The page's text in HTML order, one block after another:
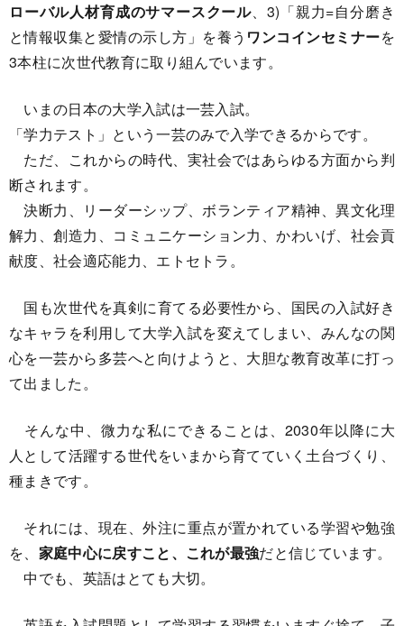
ローバル人材育成のサマースクール、3)「親力=自分磨き
と情報収集と愛情の示し方」を養う ワンコインセミナーを
3本柱に次世代教育に取り組んでいます。
いまの日本の大学入試は一芸入試。
「学力テスト」という一芸のみで入学できるからです。
ただ、これからの時代、実社会ではあらゆる方面から判
断されます。
決断力、リーダーシップ、ボランティア精神、異文化理
解力、創造力、コミュニケーション力、かわいげ、社会貢
献度、社会適応能力、エトセトラ。
国も次世代を真剣に育てる必要性から、国民の入試好き
なキャラを利用して大学入試を変えてしまい、みんなの関
心を一芸から多芸へと向けようと、大胆な教育改革に打っ
て出ました。
そんな中、微力な私にできることは、2030年以降に大
人として活躍する世代をいまから育てていく土台づくり、
種まきです。
それには、現在、外注に重点が置かれている学習や勉強
を、 家庭中心に戻すこと、これが最強だと信じています。
中でも、英語はとても大切。